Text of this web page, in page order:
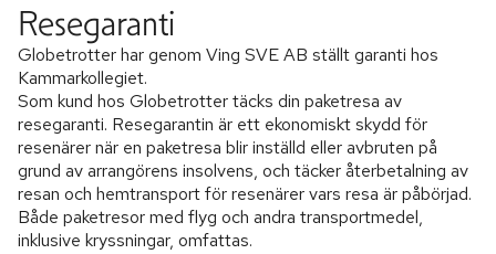
Resegaranti
Globetrotter har genom Ving SVE AB ställt garanti hos
Kammarkollegiet.
Som kund hos Globetrotter täcks din paketresa av
resegaranti. Resegarantin är ett ekonomiskt skydd för
resenärer när en paketresa blir inställd eller avbruten på
grund av arrangörens insolvens, och täcker återbetalning av
resan och hemtransport för resenärer vars resa är påbörjad.
Både paketresor med flyg och andra transportmedel,
inklusive kryssningar, omfattas.